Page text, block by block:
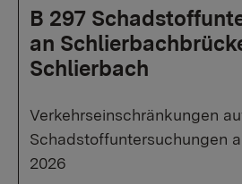
B 297
an
Schlierbach
Verkehrseinschränkungen
Schadstoffuntersuchungen
2026